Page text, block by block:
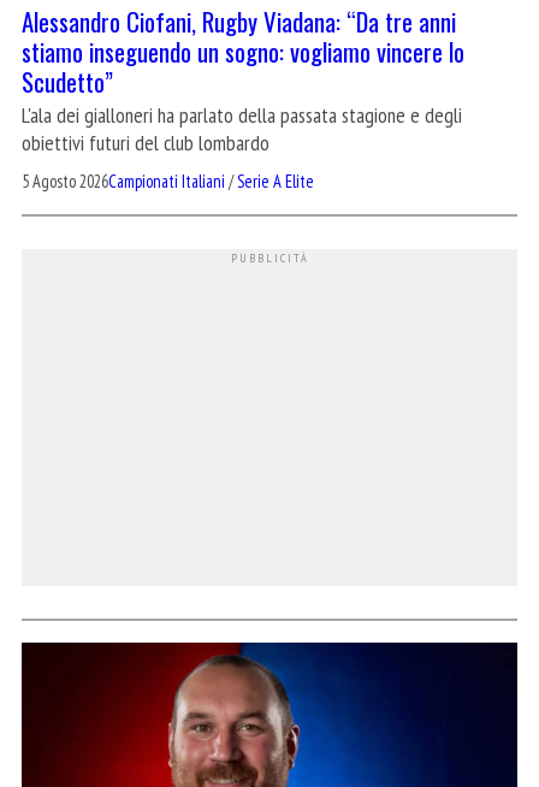
Alessandro Ciofani, Rugby Viadana: “Da tre anni
stiamo inseguendo un sogno: vogliamo vincere lo
Scudetto”
L'ala dei gialloneri ha parlato della passata stagione e degli
obiettivi futuri del club lombardo
5 Agosto 2026Campionati Italiani /Serie A Elite